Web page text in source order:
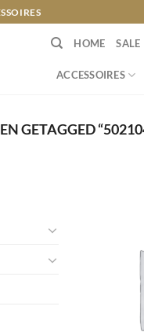
HOME SALE
ACCESSOIRES
GETAGGED